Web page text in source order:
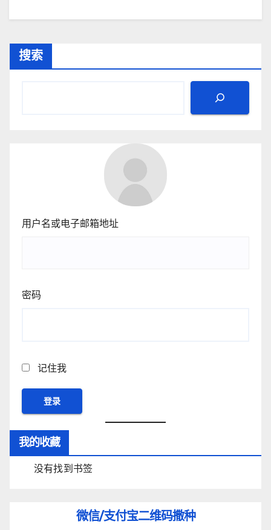
搜索
用户名或电子邮箱地址
密码
记住我
我的收藏
没有找到书签
微信/支付宝二维码撒种